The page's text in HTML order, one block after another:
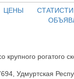
ЦЕНЫ
крупного рогатого
Удмуртская